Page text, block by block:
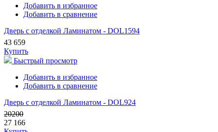
Добавить в избранное
Добавить в сравнение
Дверь с отделкой Ламинатом - DOL1594
43 659
Купить
Быстрый просмотр
Добавить в избранное
Добавить в сравнение
Дверь с отделкой Ламинатом - DOL924
20200
27 166